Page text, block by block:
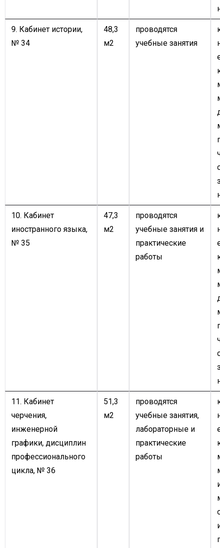
9. Кабинет истории,
№ 34
48,3
м2
проводятся
учебные занятия
10. Кабинет
иностранного языка,
№ 35
47,3
м2
проводятся
учебные занятия и
практические
работы
11. Кабинет
черчения,
инженерной
графики, дисциплин
профессионального
цикла, № 36
51,3
м2
проводятся
учебные занятия,
лабораторные и
практические
работы